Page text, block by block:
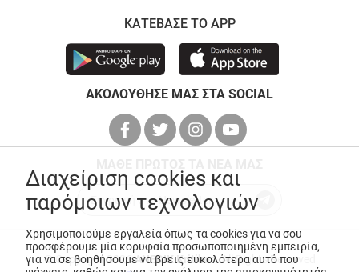
ΚΑΤΕΒΑΣΕ ΤΟ APP
ΑΚΟΛΟΥΘΗΣΕ ΜΑΣ ΣΤΑ SOCIAL
© Copyright 2026ANEDIK Kritikos. All Rights Reserved
Διαχείριση cookies και
παρόμοιων τεχνολογιών
Χρησιμοποιούμε εργαλεία όπως τα cookies για να σου
προσφέρουμε μία κορυφαία προσωποποιημένη εμπειρία,
για να σε βοηθήσουμε να βρεις ευκολότερα αυτό που